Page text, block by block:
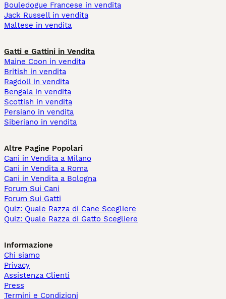
Bouledogue Francese in vendita
Jack Russell in vendita
Maltese in vendita
Gatti e Gattini in Vendita
Maine Coon in vendita
British in vendita
Ragdoll in vendita
Bengala in vendita
Scottish in vendita
Persiano in vendita
Siberiano in vendita
Altre Pagine Popolari
Cani in Vendita a Milano
Cani in Vendita a Roma
Cani in Vendita a Bologna
Forum Sui Cani
Forum Sui Gatti
Quiz: Quale Razza di Cane Scegliere
Quiz: Quale Razza di Gatto Scegliere
Informazione
Chi siamo
Privacy
Assistenza Clienti
Press
Termini e Condizioni